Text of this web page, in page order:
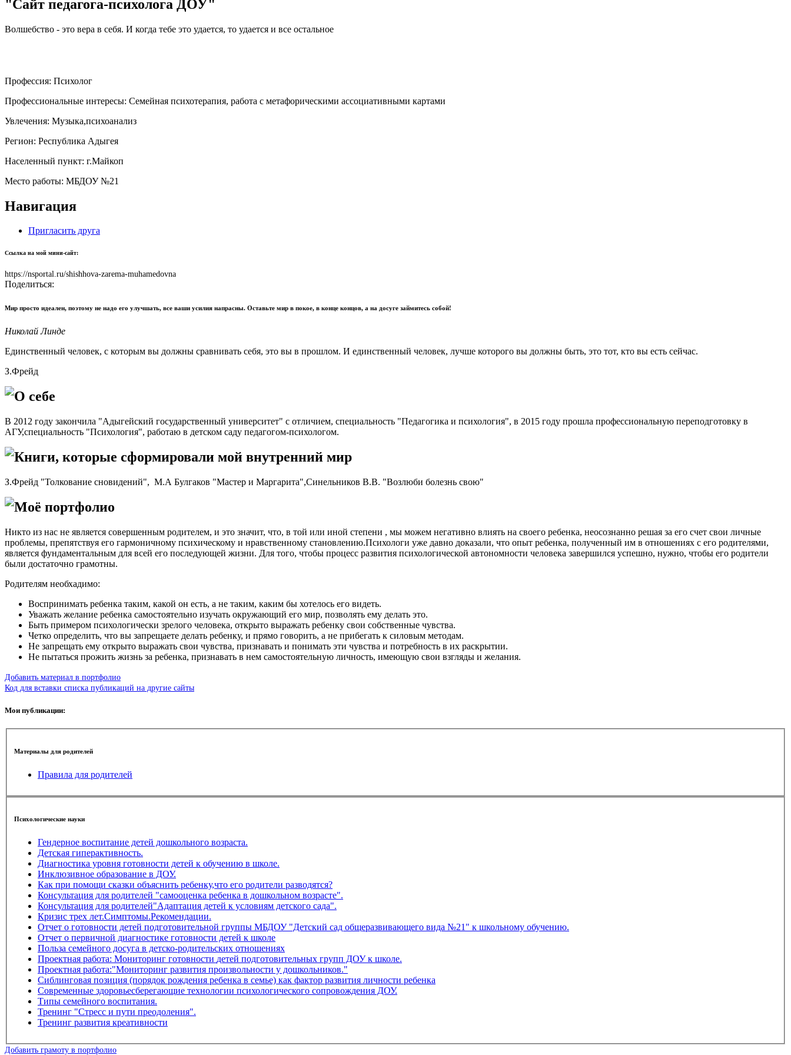
"Сайт педагога-психолога ДОУ"
Волшебство - это вера в себя. И когда тебе это удается, то удается и все остальное
Профессия: Психолог
Профессиональные интересы: Семейная психотерапия, работа с метафорическими ассоциативными картами
Увлечения: Музыка,психоанализ
Регион: Республика Адыгея
Населенный пункт: г.Майкоп
Место работы: МБДОУ №21
Навигация
Пригласить друга
Ссылка на мой мини-сайт:
https://nsportal.ru/shishhova-zarema-muhamedovna
Поделиться:
Мир просто идеален, поэтому не надо его улучшать, все ваши усилия напрасны. Оставьте мир в покое, в конце концов, а на досуге займитесь собой!
Николай Линде
Единственный человек, с которым вы должны сравнивать себя, это вы в прошлом. И единственный человек, лучше которого вы должны быть, это тот, кто вы есть сейчас.
З.Фрейд
О себе
В 2012 году закончила "Адыгейский государственный университет" с отличием, специальность "Педагогика и психология", в 2015 году прошла профессиональную переподготовку в
АГУ,специальность "Психология", работаю в детском саду педагогом-психологом.
Книги, которые сформировали мой внутренний мир
З.Фрейд "Толкование сновидений", М.А Булгаков "Мастер и Маргарита",Синельников В.В. "Возлюби болезнь свою"
Моё портфолио
Никто из нас не является совершенным родителем, и это значит, что, в той или иной степени , мы можем негативно влиять на своего ребенка, неосознанно решая за его счет свои личные
проблемы, препятствуя его гармоничному психическому и нравственному становлению.Психологи уже давно доказали, что опыт ребенка, полученный им в отношениях с его родителями,
является фундаментальным для всей его последующей жизни. Для того, чтобы процесс развития психологической автономности человека завершился успешно, нужно, чтобы его родители
были достаточно грамотны.
Родителям необхадимо:
Воспринимать ребенка таким, какой он есть, а не таким, каким бы хотелось его видеть.
Уважать желание ребенка самостоятельно изучать окружающий его мир, позволять ему делать это.
Быть примером психологически зрелого человека, открыто выражать ребенку свои собственные чувства.
Четко определить, что вы запрещаете делать ребенку, и прямо говорить, а не прибегать к силовым методам.
Не запрещать ему открыто выражать свои чувства, признавать и понимать эти чувства и потребность в их раскрытии.
Не пытаться прожить жизнь за ребенка, признавать в нем самостоятельную личность, имеющую свои взгляды и желания.
Добавить материал в портфолио
Код для вставки списка публикаций на другие сайты
Мои публикации:
Материалы для родителей
Правила для родителей
Психологические науки
Гендерное воспитание детей дошкольного возраста.
Детская гиперактивность.
Диагностика уровня готовности детей к обучению в школе.
Инклюзивное образование в ДОУ.
Как при помощи сказки объяснить ребенку,что его родители разводятся?
Консультация для родителей "самооценка ребенка в дошкольном возрасте".
Консультация для родителей"Адаптация детей к условиям детского сада".
Кризис трех лет.Симптомы.Рекомендации.
Отчет о готовности детей подготовительной группы МБДОУ "Детский сад общеразвивающего вида №21" к школьному обучению.
Отчет о первичной диагностике готовности детей к школе
Польза семейного досуга в детско-родительских отношениях
Проектная работа: Мониторинг готовности детей подготовительных групп ДОУ к школе.
Проектная работа:"Мониторинг развития произвольности у дошкольников."
Сиблинговая позиция (порядок рождения ребенка в семье) как фактор развития личности ребенка
Современные здоровьесберегающие технологии психологического сопровождения ДОУ.
Типы семейного воспитания.
Тренинг "Стресс и пути преодоления".
Тренинг развития креативности
Добавить грамоту в портфолио